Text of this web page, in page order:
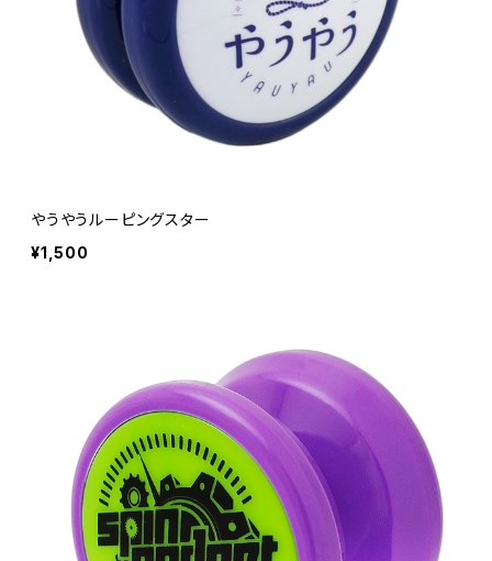
やうやうルーピングスター
¥1,500